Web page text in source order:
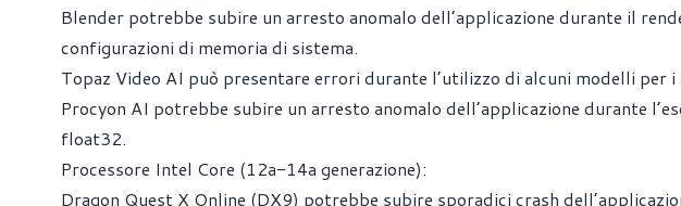
Blender potrebbe subire un arresto anomalo dell’applicazione durante il
configurazioni di memoria di sistema.
Topaz Video AI può presentare errori durante l’utilizzo di alcuni modelli per
Procyon AI potrebbe subire un arresto anomalo dell’applicazione durante
float32.
Processore Intel Core (12a-14a generazione):
Dragon Quest X Online (DX9) potrebbe subire sporadici crash